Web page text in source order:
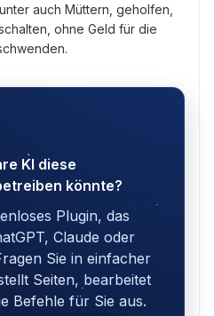
auch Müttern, geholfen,
ohne Geld für die
KI diese
könnte?
Plugin, das
Claude oder
Sie in einfacher
Seiten, bearbeitet
Befehle für Sie aus.